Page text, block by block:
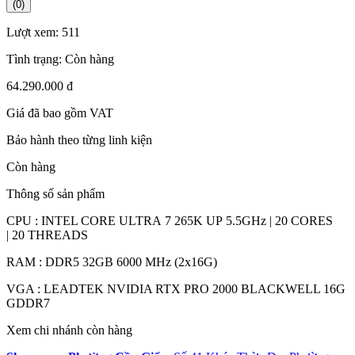
(0)
Lượt xem: 511
Tình trạng: Còn hàng
64.290.000 đ
Giá đã bao gồm VAT
Bảo hành theo từng linh kiện
Còn hàng
Thông số sản phẩm
CPU : INTEL CORE ULTRA 7 265K UP 5.5GHz | 20 CORES
| 20 THREADS
RAM : DDR5 32GB 6000 MHz (2x16G)
VGA : LEADTEK NVIDIA RTX PRO 2000 BLACKWELL 16G
GDDR7
Xem chi nhánh còn hàng